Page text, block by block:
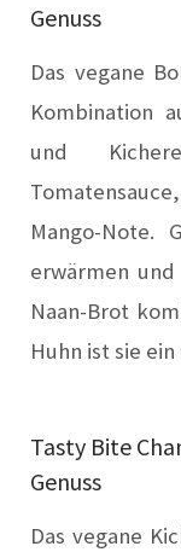
Genuss
Das vegane
Kombination
und
Mango-Note.
erwärmen
Naan-Brot
Huhn ist sie ein
Tasty Bite
Genuss
Das vegane